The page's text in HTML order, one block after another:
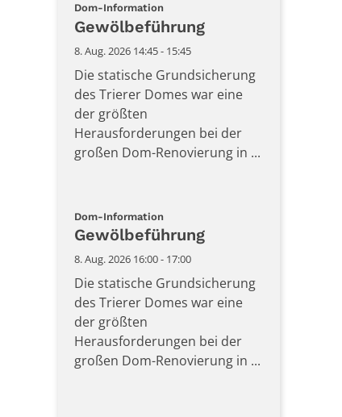
Datum: 8. August 2026
Dom-Information:
Gewölbeführung
8. Aug. 2026 14:45 - 15:45
Die statische Grundsicherung
des Trierer Domes war eine
der größten
Herausforderungen bei der
großen Dom-Renovierung in ...
Dom-Information:
Gewölbeführung
8. Aug. 2026 16:00 - 17:00
Die statische Grundsicherung
des Trierer Domes war eine
der größten
Herausforderungen bei der
großen Dom-Renovierung in ...